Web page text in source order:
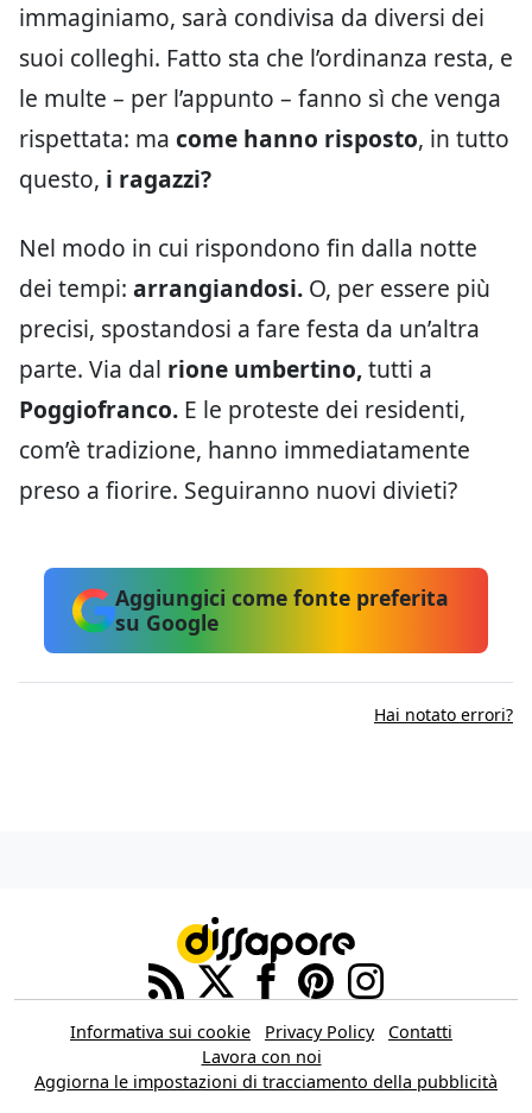
immaginiamo, sarà condivisa da diversi dei
suoi colleghi. Fatto sta che l’ordinanza resta, e
le multe – per l’appunto – fanno sì che venga
rispettata: ma come hanno risposto, in tutto
questo, i ragazzi?
Nel modo in cui rispondono fin dalla notte
dei tempi: arrangiandosi. O, per essere più
precisi, spostandosi a fare festa da un’altra
parte. Via dal rione umbertino,tutti a
Poggiofranco. E le proteste dei residenti,
com’è tradizione, hanno immediatamente
preso a fiorire. Seguiranno nuovi divieti?
Aggiungici come fonte preferita
su Google
Hai notato errori?
Informativa sui cookie Privacy Policy
Contatti
Lavora con noi
Aggiorna le impostazioni di tracciamento della pubblicità